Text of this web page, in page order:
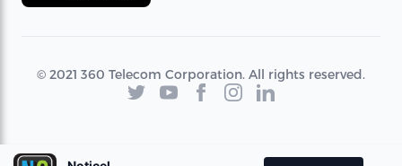
© 2021 360 Telecom Corporation. All rights reserved.